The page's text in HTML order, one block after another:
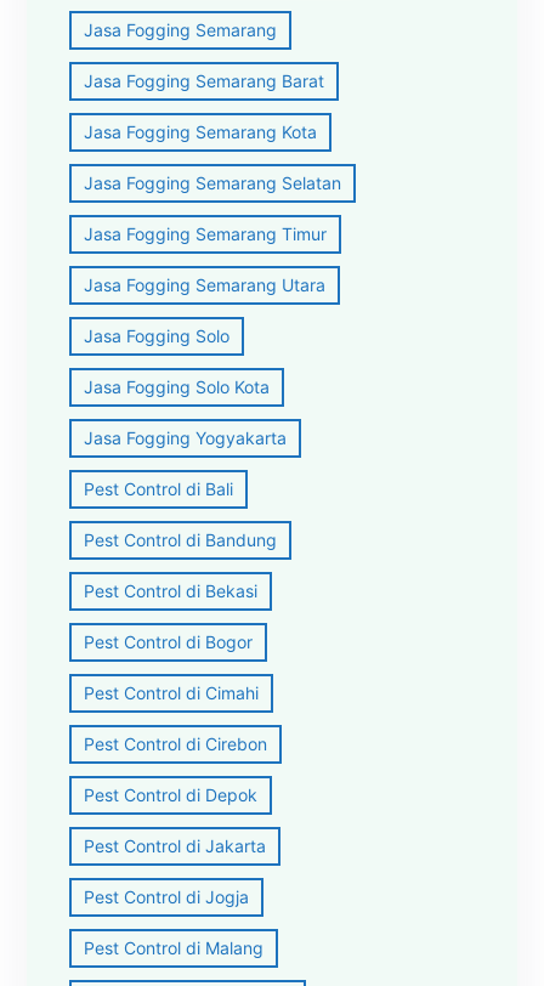
Jasa Fogging Semarang
Jasa Fogging Semarang Barat
Jasa Fogging Semarang Kota
Jasa Fogging Semarang Selatan
Jasa Fogging Semarang Timur
Jasa Fogging Semarang Utara
Jasa Fogging Solo
Jasa Fogging Solo Kota
Jasa Fogging Yogyakarta
Pest Control di Bali
Pest Control di Bandung
Pest Control di Bekasi
Pest Control di Bogor
Pest Control di Cimahi
Pest Control di Cirebon
Pest Control di Depok
Pest Control di Jakarta
Pest Control di Jogja
Pest Control di Malang